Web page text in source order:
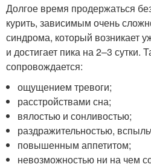
Долгое время продержаться
курить, зависимым очень
синдрома, который возникает
и достигает пика на 2–3 сутки.
сопровождается:
ощущением тревоги;
расстройствами сна;
вялостью и сонливостью;
раздражительностью,
повышенным аппетитом;
невозможностью ни на чем